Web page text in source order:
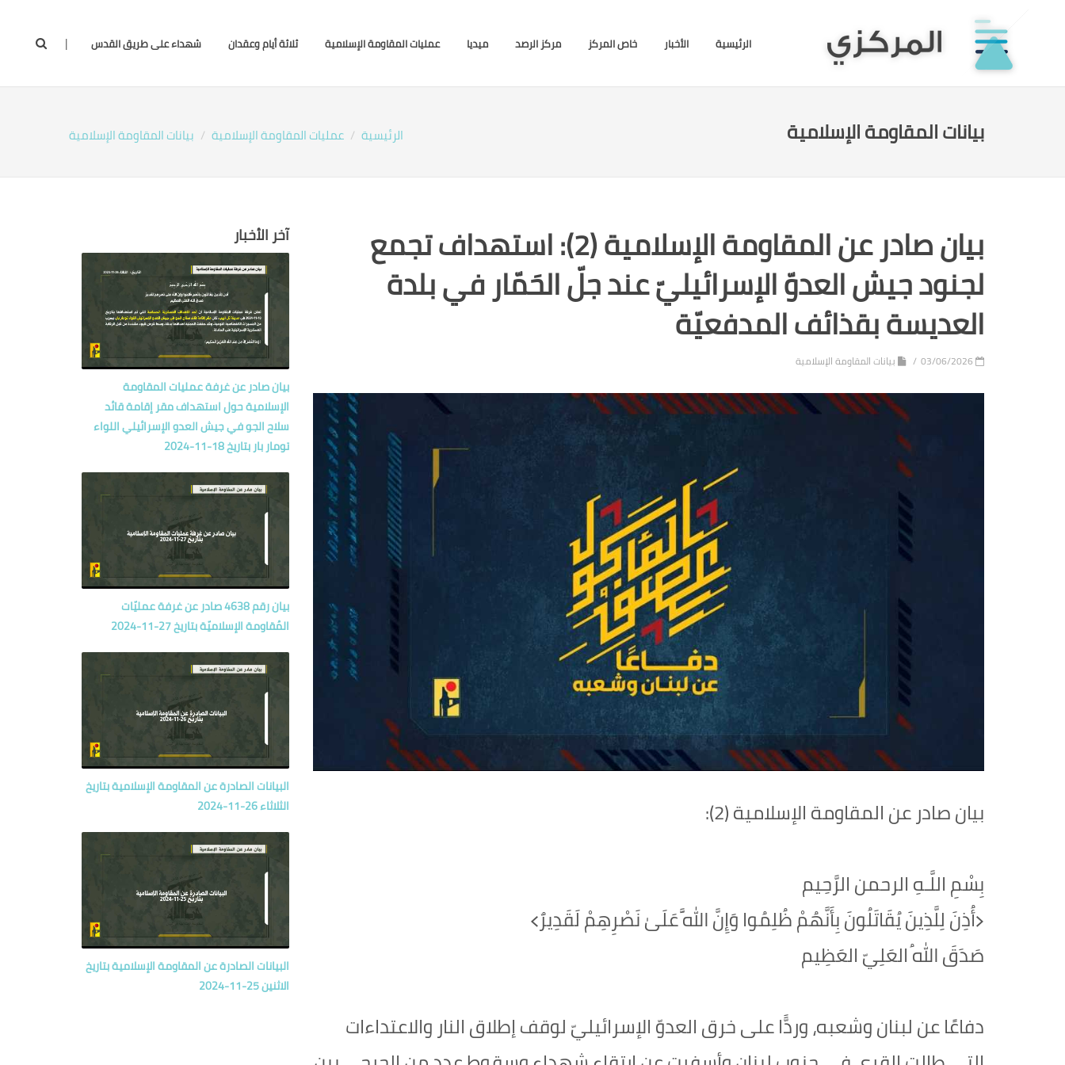
الرئيسية الأخبار خاص المركز مركز الرصد ميديا عمليات المقاومة الإسلامية ثلاثة أيام وعقدان شهداء على طريق القدس |
بيانات المقاومة الإسلامية الرئيسية عمليات المقاومة الإسلامية بيانات المقاومة الإسلامية
بيان صادر عن المقاومة الإسلامية (2): استهداف تجمع
لجنود جيش العدوّ الإسرائيليّ عند جلّ الحَمّار في بلدة
العديسة بقذائف المدفعيّة
بيانات المقاومة الإسلامية
بيان صادر عن المقاومة الإسلامية (2):
بِسْمِ اللَّـهِ الرحمن الرَّحِيم
‏﴿أُذِنَ لِلَّذِينَ يُقَاتَلُونَ بِأَنَّهُمْ ظُلِمُوا وَإِنَّ اللَّهَ عَلَىٰ نَصْرِهِمْ لَقَدِيرٌ﴾‏
صَدَقَ اللهُ العَلِيّ العَظِيم
دفاعًا عن لبنان وشعبه، وردًّا على خرق العدوّ الإسرائيليّ لوقف إطلاق النار والاعتداءات
آخر الأخبار
بيان صادر عن غرفة عمليات المقاومة
الإسلامية حول‏ استهداف مقر إقامة قائد
سلاح الجو في جيش العدو الإسرائيلي اللواء
تومار بار بتاريخ 18-11-2024
بيان رقم 4638 صادر عن غرفة عمليّات
المُقاومة الإسلاميّة بتاريخ 27-11-2024
البيانات الصادرة عن المقاومة الإسلامية بتاريخ
الثلاثاء 26-11-2024
البيانات الصادرة عن المقاومة الإسلامية بتاريخ
الاثنين 25-11-2024